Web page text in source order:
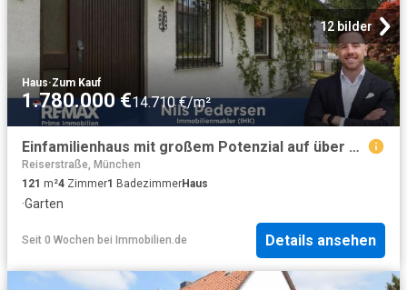
12 bilder
Haus·Zum Kauf
1.780.000 €14.710 €/m²
Einfamilienhaus mit großem Potenzial auf über 1.000 m² Grundstück in Waldperlach
Reiserstraße, München
121 m²4 Zimmer1 BadezimmerHaus
·Garten
Seit 0 Wochen bei Immobilien.de Details ansehen